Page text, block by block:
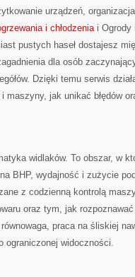
urządzeń,
i chłodzeniai Ogrody
pustych haseł dostajesz
dla osób
Dzięki temu serwis
maszyny, jak unikać błędów
widlaków. To obszar, w
BHP, wydajność i zużycie
z codzienną kontrolą
oraz tym, jak
praca na śliskiej
ograniczonej widoczności.